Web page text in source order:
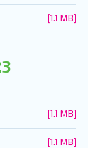
[1.1 MB]
[1.1 MB]
[1.1 MB]